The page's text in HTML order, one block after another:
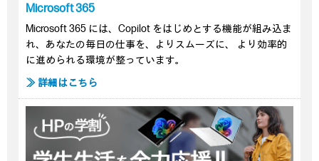
Microsoft 365
Microsoft 365 には、Copilot をはじめとする機能が組み込ま
れ、あなたの毎日の仕事を、よりスムーズに、 より効率的
に進められる環境が整っています。
≫ 詳細はこちら